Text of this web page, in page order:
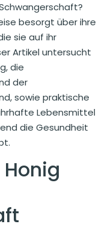
besorgt über ihre
sie auf ihr
Artikel untersucht
die
der
sowie praktische
Lebensmittel
die Gesundheit